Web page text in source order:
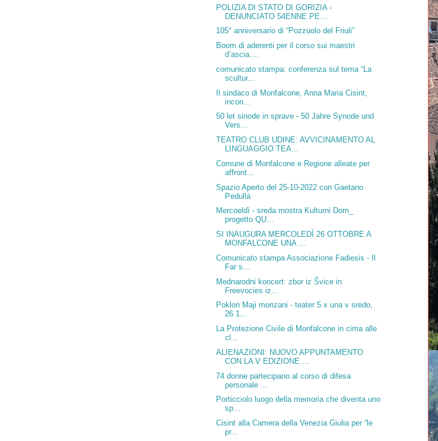
POLIZIA DI STATO DI GORIZIA -
DENUNCIATO 54ENNE PE...
105° anniversario di “Pozzuolo del Friuli”
Boom di aderenti per il corso sui maestri
d’ascia....
comunicato stampa: conferenza sul tema “La
scultur...
Il sindaco di Monfalcone, Anna Maria Cisint,
incon...
50 let sinode in sprave - 50 Jahre Synode und
Vers...
TEATRO CLUB UDINE: AVVICINAMENTO AL
LINGUAGGIO TEA...
Comune di Monfalcone e Regione alleate per
affront...
Spazio Aperto del 25-10-2022 con Gaetano
Pedullà
Mercoeldì - sreda mostra Kulturni Dom_
progetto QU...
SI INAUGURA MERCOLEDÌ 26 OTTOBRE A
MONFALCONE UNA ...
Comunicato stampa Associazione Fadiesis - Il
Far s...
Mednarodni koncert: zbor iz Švice in
Freevocies iz...
Poklon Maji monzani - teater 5 x una v sredo,
26.1...
La Protezione Civile di Monfalcone in cima alle
cl...
ALIENAZIONI: NUOVO APPUNTAMENTO
CON LA V EDIZIONE ...
74 donne partecipano al corso di difesa
personale ...
Porticciolo luogo della memoria che diventa uno
sp...
Cisint alla Camera della Venezia Giulia per “le
pr...